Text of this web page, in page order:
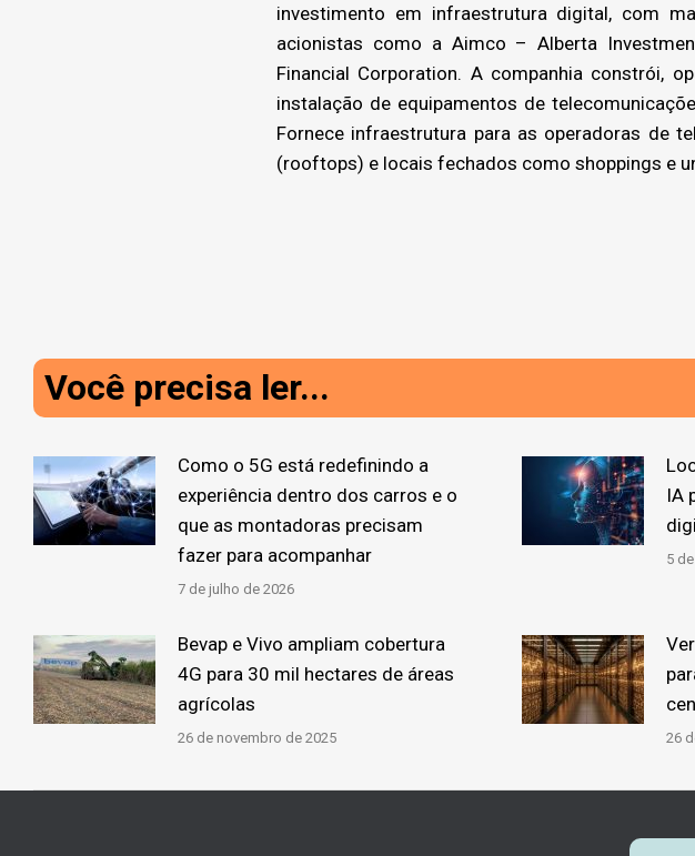
investimento em infraestrutura digital, com
acionistas como a Aimco – Alberta
Financial Corporation. A companhia constrói,
instalação de equipamentos de
Fornece infraestrutura para as operadoras de
(rooftops) e locais fechados como shoppings e
Você precisa ler...
Como o 5G está redefinindo a
experiência dentro dos carros e o
que as montadoras precisam
fazer para acompanhar
7 de julho de 2026
IA
5
Bevap e Vivo ampliam cobertura
4G para 30 mil hectares de áreas
agrícolas
26 de novembro de 2025 26